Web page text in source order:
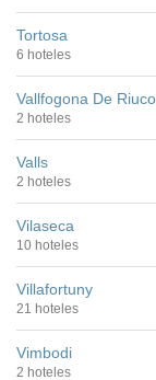
Tortosa
6 hoteles
Vallfogona De
2 hoteles
Valls
2 hoteles
Vilaseca
10 hoteles
Villafortuny
21 hoteles
Vimbodi
2 hoteles